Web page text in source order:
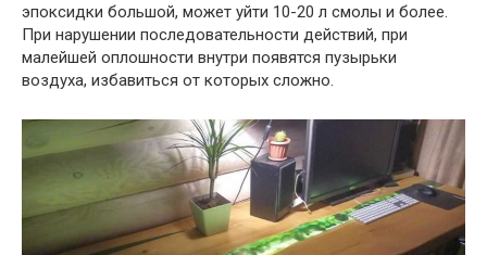
эпоксидки большой, может уйти 10-20 л смолы и более.
При нарушении последовательности действий, при
малейшей оплошности внутри появятся пузырьки
воздуха, избавиться от которых сложно.